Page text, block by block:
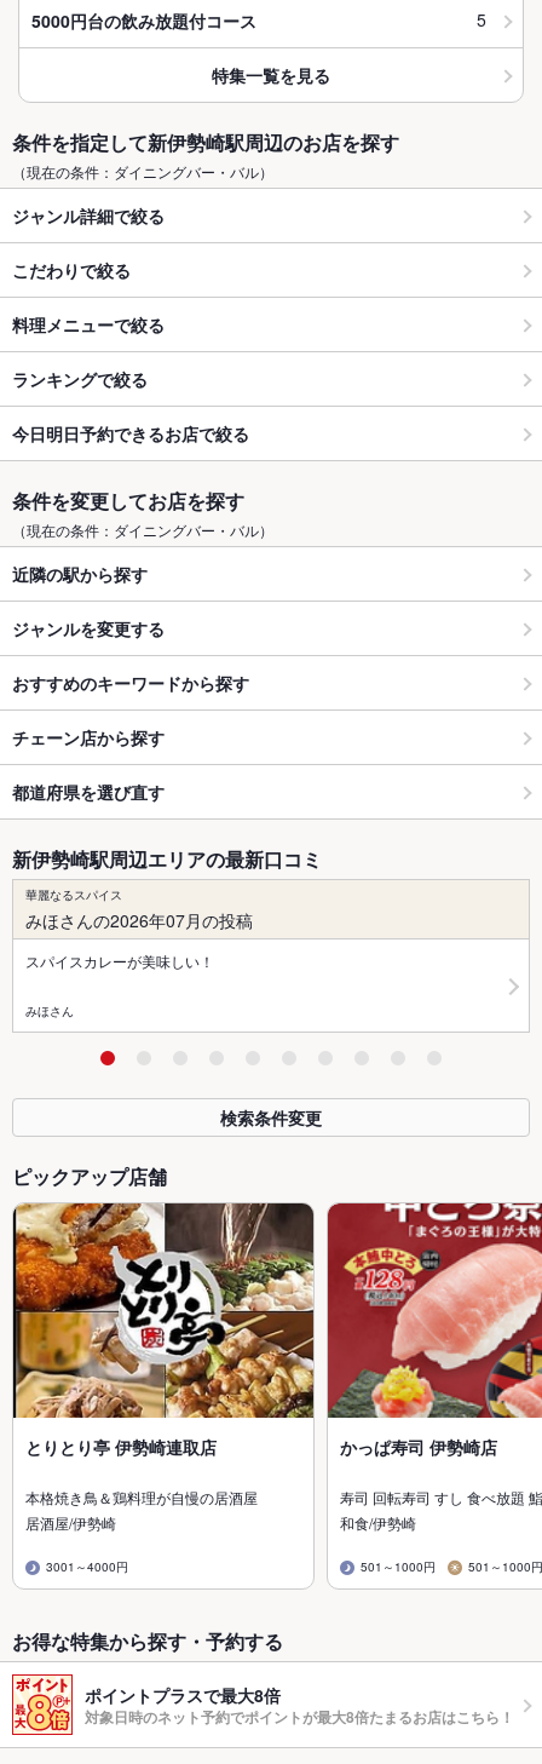
5000円台の飲み放題付コース 5
特集一覧を見る
条件を指定して新伊勢崎駅周辺のお店を探す
（現在の条件：ダイニングバー・バル）
ジャンル詳細で絞る
こだわりで絞る
料理メニューで絞る
ランキングで絞る
今日明日予約できるお店で絞る
条件を変更してお店を探す
（現在の条件：ダイニングバー・バル）
近隣の駅から探す
ジャンルを変更する
おすすめのキーワードから探す
チェーン店から探す
都道府県を選び直す
新伊勢崎駅周辺エリアの最新口コミ
華麗なるスパイス
みほさんの2026年07月の投稿
スパイスカレーが美味しい！
みほさん
検索条件変更
ピックアップ店舗
とりとり亭 伊勢崎連取店
本格焼き鳥＆鶏料理が自慢の居酒屋
居酒屋/伊勢崎
3001～4000円
かっぱ寿司 伊勢崎店
寿司 回転寿司 すし 食べ放題
和食/伊勢崎
501～1000円 501～1000円
お得な特集から探す・予約する
ポイントプラスで最大8倍
対象日時のネット予約でポイントが最大8倍たまるお店はこちら！